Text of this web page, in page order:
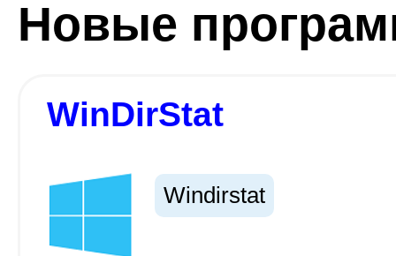
Новые
WinDirStat
Windirstat